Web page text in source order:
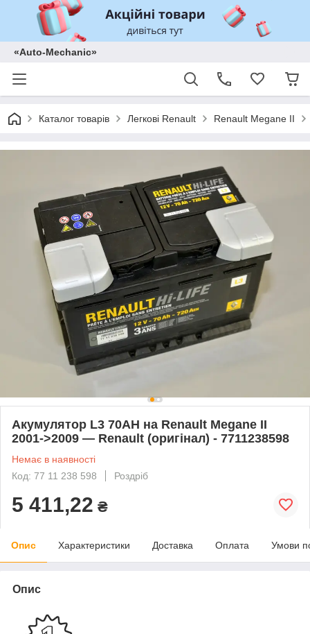
«Auto-Mechanic»
Каталог товарів Легкові Renault Renault Megane II
Акумулятор L3 70AH на Renault Megane II
2001->2009 — Renault (оригінал) - 7711238598
Немає в наявності
Код: 77 11 238 598
Роздріб
5 411,22 ₴
Опис Характеристики Доставка Оплата Умови
Опис